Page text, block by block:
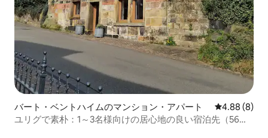
バート・ベントハイムのマンション・アパート レビュー8件
4.88 (8)
ユリグで素朴：1～3名様向けの居心地の良い宿泊先（56